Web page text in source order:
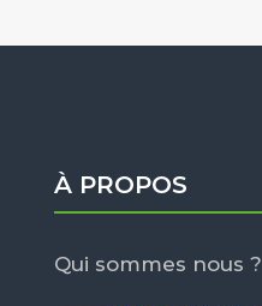
À PROPOS
Qui sommes nous ?